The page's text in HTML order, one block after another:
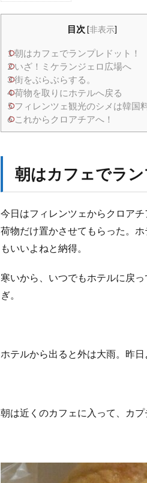
朝は
ラン
プレ
ドッ
ト！
2
い
ざ！
ジェ
ロ広
3
街を
ぶら
る。
取
ル
5
目次 [非表示]
1朝はカフェでランプレドット！
2いざ！ミケランジェロ広場へ
3街をぶらぶらする。
4荷物を取りにホテルへ戻る
5フィレンツェ観光のシメは韓国
6これからクロアチアへ！
朝はカフェでラン
今日はフィレンツェからクロア
荷物だけ置かさせてもらった。
もいいよねと納得。
寒いから、いつでもホテルに戻
ぎ。
ホテルから出ると外は大雨。昨
朝は近くのカフェに入って、カ